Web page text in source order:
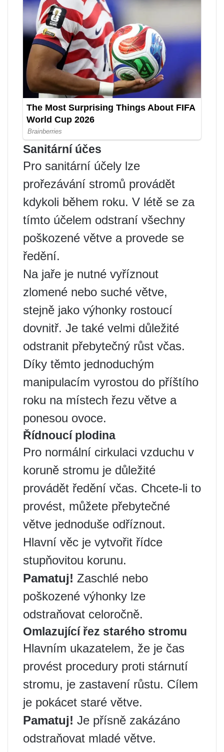
Sanitární účes
Pro sanitární účely lze
prořezávání stromů provádět
kdykoli během roku. V létě se za
tímto účelem odstraní všechny
poškozené větve a provede se
ředění.
Na jaře je nutné vyříznout
zlomené nebo suché větve,
stejně jako výhonky rostoucí
dovnitř. Je také velmi důležité
odstranit přebytečný růst včas.
Díky těmto jednoduchým
manipulacím vyrostou do příštího
roku na místech řezu větve a
ponesou ovoce.
Řídnoucí plodina
Pro normální cirkulaci vzduchu v
koruně stromu je důležité
provádět ředění včas. Chcete-li to
provést, můžete přebytečné
větve jednoduše odříznout.
Hlavní věc je vytvořit řídce
stupňovitou korunu.
Pamatuj! Zaschlé nebo
poškozené výhonky lze
odstraňovat celoročně.
Omlazující řez starého stromu
Hlavním ukazatelem, že je čas
provést procedury proti stárnutí
stromu, je zastavení růstu. Cílem
je pokácet staré větve.
Pamatuj! Je přísně zakázáno
odstraňovat mladé větve.